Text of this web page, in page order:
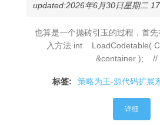
updated:2026年6月30日星期二
也算是一个抛砖引玉的过程，首
入方法 int LoadCodetable(
&container ); //
标签: 策略为王-源代码扩展
详细